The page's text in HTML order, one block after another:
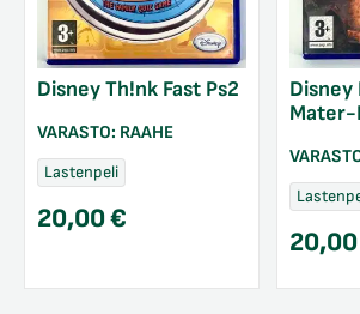
Disney Th!nk Fast Ps2
VARASTO: RAAHE
Lastenpeli
20,00€
Disney
Mater-
20,00